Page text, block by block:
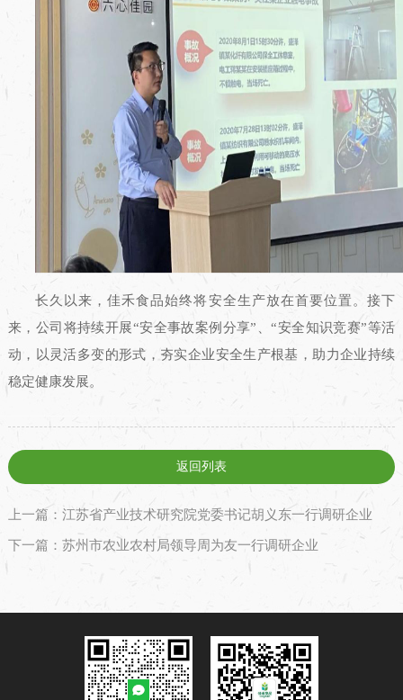
长久以来，佳禾食品始终将安全生产放在首要位置。接下
来，公司将持续开展“安全事故案例分享”、“安全知识竞赛”等活
动，以灵活多变的形式，夯实企业安全生产根基，助力企业持续
稳定健康发展。
返回列表
上一篇：江苏省产业技术研究院党委书记胡义东一行调研企业
下一篇：苏州市农业农村局领导周为友一行调研企业